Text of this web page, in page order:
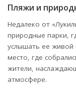
Пляжи и
Недалеко от
природные парки,
услышать ее живой
место, где
жители,
атмосфере.